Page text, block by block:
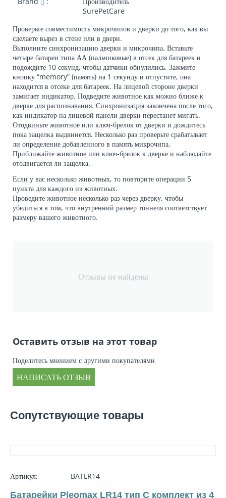
SurePetCare
Проверьте совместимость микрочипов и дверки до того, как вы
сделаете вырез в стене или в двери.
Выполните синхронизацию дверки и микрочипа. Вставьте
четыре батареи типа АА (пальчиковые) в отсек для батареек и
подождите 10 секунд, чтобы датчики обнулились. Зажмите
кнопку “memory” (память) на 1 секунду и отпустите, она
находится в отсеке для батареек. На лицевой стороне дверки
замигает индикатор. Подведите животное как можно ближе к
дверке для распознавания. Синхронизация закончена после того,
как индикатор на лицевой панели дверки перестанет мигать.
Отодвиньте животное или ключ-брелок от дверки и дождитесь
пока защелка выдвинется. Несколько раз проверьте срабатывает
ли определение добавленного в память микрочипа.
Приближайте животное или ключ-брелок к дверке и наблюдайте
отодвигается ли защелка.
Если у вас несколько животных, то повторите операции 5
пункта для каждого из животных.
Проведите животное несколько раз через дверку, чтобы
убедиться в том, что внутренний размер тоннеля соответствует
размеру вашего животного.
Отзывы не найдены
Оставить отзыв на этот товар
Поделитесь мнением с другими покупателями
НАПИСАТЬ ОТЗЫВ
Сопутствующие товары
Артикул: BATLR14
Батарейки Pleomax LR14 тип C комплект из 4